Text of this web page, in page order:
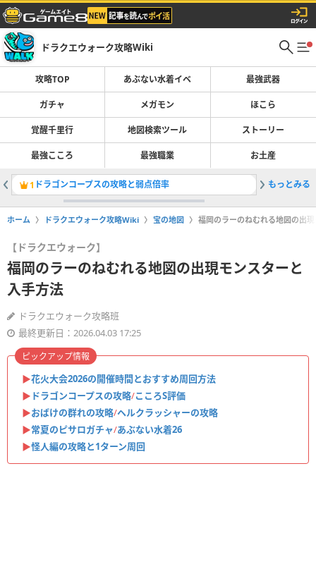
ドラクエウォーク攻略Wiki
攻略TOP あぶない水着イベ 最強武器
ガチャ メガモン ほこら
覚醒千里行 地図検索ツール ストーリー
最強こころ 最強職業 お土産
1 ドラゴンコープスの攻略と弱点倍率 2ガチャ(
もっとみる
ホーム ドラクエウォーク攻略Wiki 宝の地図 福岡のラーのねむれる地図の出
【ドラクエウォーク】
福岡のラーのねむれる地図の出現モンスターと
入手方法
ドラクエウォーク攻略班
最終更新日：2026.04.03 17:25
▶︎花火大会2026の開催時間とおすすめ周回方法
▶︎ ドラゴンコープスの攻略/こころS評価
▶︎おばけの群れの攻略/ヘルクラッシャーの攻略
▶︎常夏のピサロガチャ/あぶない水着26
▶︎怪人編の攻略と1ターン周回
ピックアップ情報